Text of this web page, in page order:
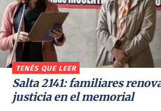
TENÉS QUE LEER
Salta 2141: familiares
justicia en el memorial